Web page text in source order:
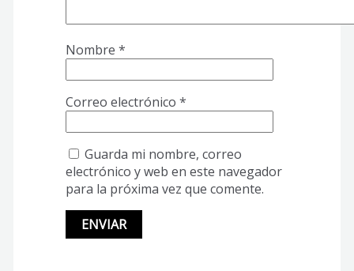
Nombre *
Correo electrónico *
Guarda mi nombre, correo
electrónico y web en este navegador
para la próxima vez que comente.